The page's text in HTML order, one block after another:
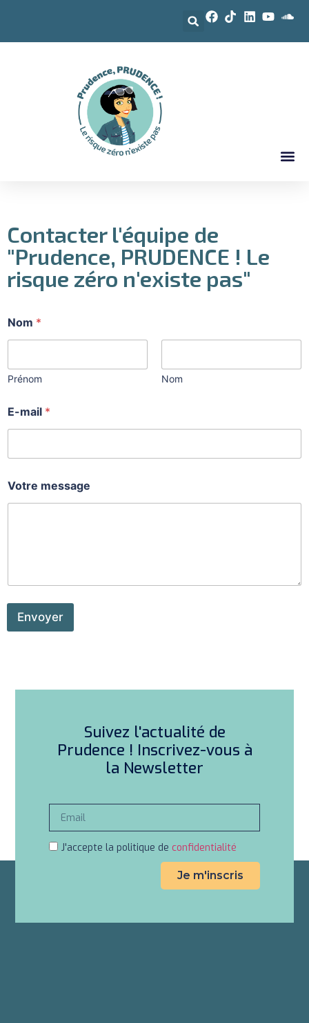
Contacter l'équipe de
"Prudence, PRUDENCE ! Le
risque zéro n'existe pas"
Nom *
Prénom Nom
E-mail *
o
t
m
s
Votre message
Envoyer
Suivez l'actualité de
Prudence ! Inscrivez-vous à
la Newsletter
J'accepte la politique de confidentialité
Je m'inscris